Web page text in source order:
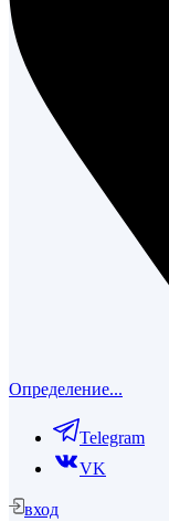
Определение...
Telegram
VK
вход